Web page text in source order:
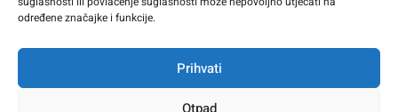
određene značajke i funkcije.
Prihvati
Otpad
teretnim prijevozom, u okviru Plana oporavka, transformacije i
otpornosti, financiranog od strane Europske unije –